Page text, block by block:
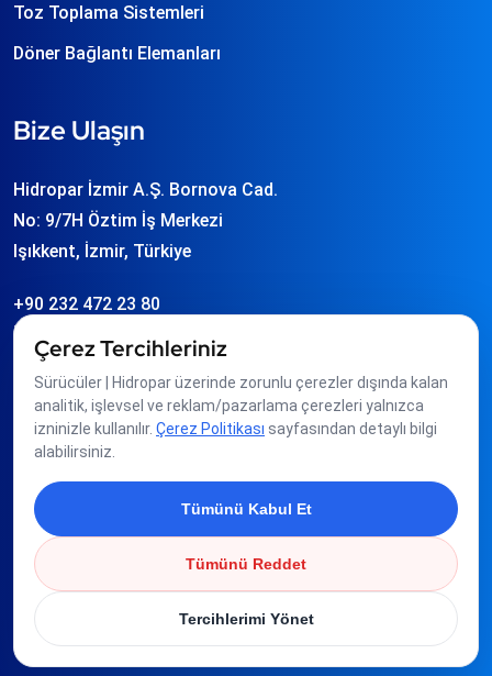
Toz Toplama Sistemleri
Döner Bağlantı Elemanları
Bize Ulaşın
Hidropar İzmir A.Ş. Bornova Cad.
No: 9/7H Öztim İş Merkezi
Işıkkent, İzmir, Türkiye
+90 232 472 23 80
info
Üyeliklerimiz
Çerez Tercihleriniz
Sürücüler | Hidropar üzerinde zorunlu çerezler dışında kalan
analitik, işlevsel ve reklam/pazarlama çerezleri yalnızca
izninizle kullanılır. Çerez Politikası sayfasından detaylı bilgi
alabilirsiniz.
Tümünü Kabul Et
Tümünü Reddet
Tercihlerimi Yönet